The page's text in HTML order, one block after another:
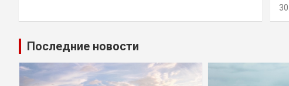
Последние новости